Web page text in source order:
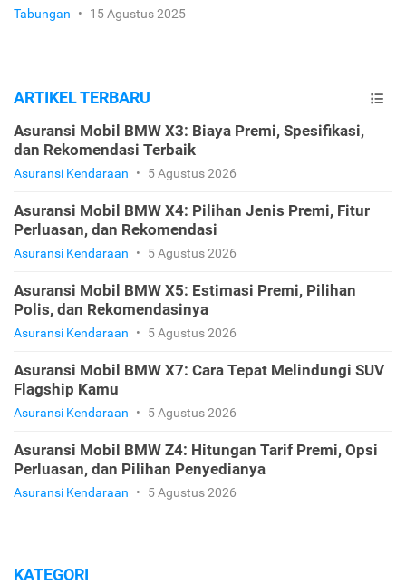
Tabungan • 15 Agustus 2025
ARTIKEL TERBARU
Asuransi Mobil BMW X3: Biaya Premi, Spesifikasi,
dan Rekomendasi Terbaik
Asuransi Kendaraan • 5 Agustus 2026
Asuransi Mobil BMW X4: Pilihan Jenis Premi, Fitur
Perluasan, dan Rekomendasi
Asuransi Kendaraan • 5 Agustus 2026
Asuransi Mobil BMW X5: Estimasi Premi, Pilihan
Polis, dan Rekomendasinya
Asuransi Kendaraan • 5 Agustus 2026
Asuransi Mobil BMW X7: Cara Tepat Melindungi SUV
Flagship Kamu
Asuransi Kendaraan • 5 Agustus 2026
Asuransi Mobil BMW Z4: Hitungan Tarif Premi, Opsi
Perluasan, dan Pilihan Penyedianya
Asuransi Kendaraan • 5 Agustus 2026
KATEGORI